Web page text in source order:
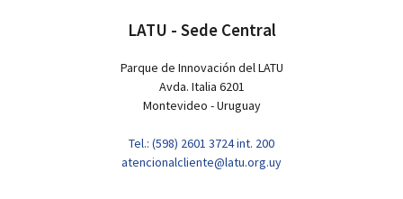
LATU - Sede Central
Parque de Innovación del LATU
Avda. Italia 6201
Montevideo - Uruguay
Tel.: (598) 2601 3724 int. 200
atencionalcliente@latu.org.uy